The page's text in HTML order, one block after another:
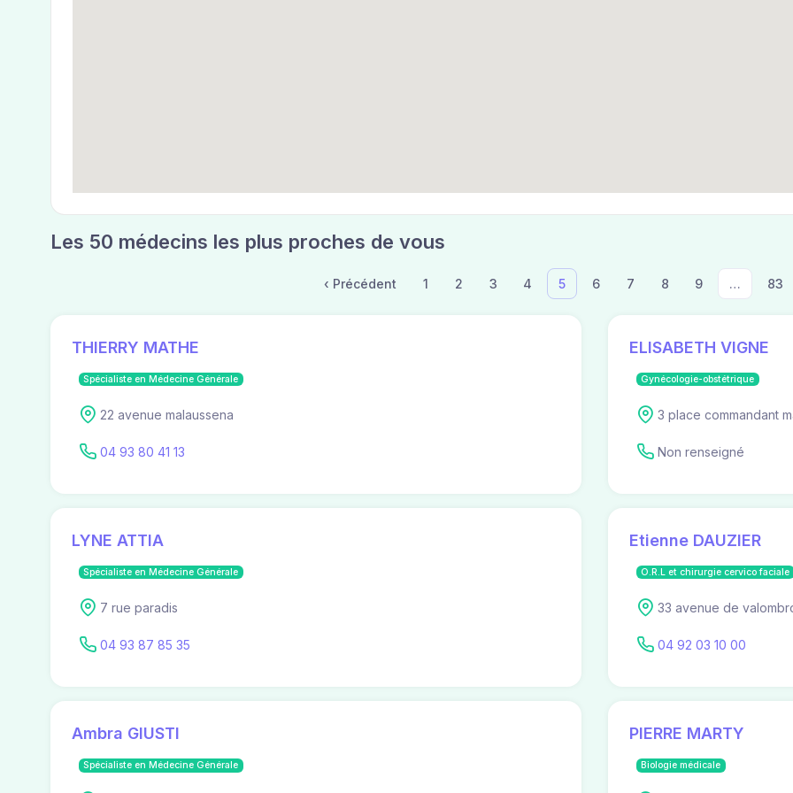
Les 50 médecins les plus proches de vous
‹ Précédent 1 2 3 4 5 6 7 8 9 … 83
THIERRY MATHE
Spécialiste en Médecine Générale
22 avenue malaussena
04 93 80 41 13
ELISABETH VIGNE
Gynécologie-obstétrique
3 place commandant
Non renseigné
LYNE ATTIA
Spécialiste en Médecine Générale
7 rue paradis
04 93 87 85 35
Etienne DAUZIER
O.R.L et chirurgie cervico faciale
33 avenue de
04 92 03 10 00
Ambra GIUSTI
Spécialiste en Médecine Générale
PIERRE MARTY
Biologie médicale